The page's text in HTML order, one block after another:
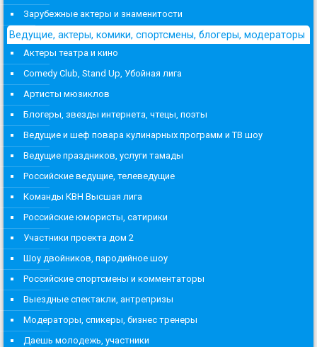
Зарубежные актеры и знаменитости
Ведущие, актеры, комики, спортсмены, блогеры, модераторы
Актеры театра и кино
Comedy Club, Stand Up, Убойная лига
Артисты мюзиклов
Блогеры, звезды интернета, чтецы, поэты
Ведущие и шеф повара кулинарных программ и ТВ шоу
Ведущие праздников, услуги тамады
Российские ведущие, телеведущие
Команды КВН Высшая лига
Российские юмористы, сатирики
Участники проекта дом 2
Шоу двойников, пародийное шоу
Российские спортсмены и комментаторы
Выездные спектакли, антрепризы
Модераторы, спикеры, бизнес тренеры
Даешь молодежь, участники